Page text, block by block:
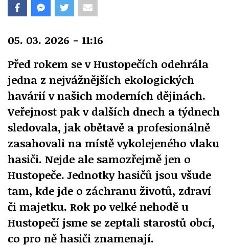
05. 03. 2026 - 11:16
Před rokem se v Hustopečích odehrála
jedna z nejvážnějších ekologických
havárií v našich moderních dějinách.
Veřejnost pak v dalších dnech a týdnech
sledovala, jak obětavě a profesionálně
zasahovali na místě vykolejeného vlaku
hasiči. Nejde ale samozřejmě jen o
Hustopeče. Jednotky hasičů jsou všude
tam, kde jde o záchranu životů, zdraví
či majetku. Rok po velké nehodě u
Hustopečí jsme se zeptali starostů obcí,
co pro ně hasiči znamenají.